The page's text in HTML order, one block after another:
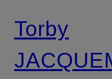
Torby